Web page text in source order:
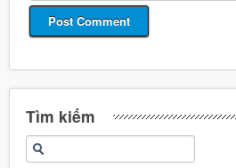
Tìm kiếm